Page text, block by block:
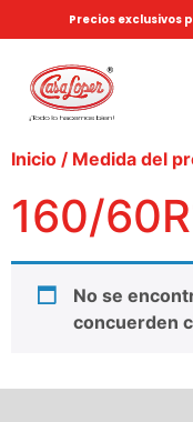
Precios exclusivos
Inicio / Medida del
160/
No se
concuerden